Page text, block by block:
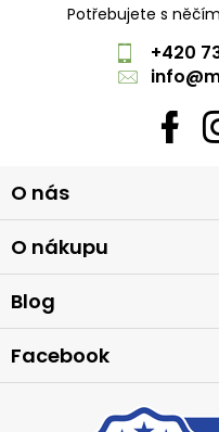
Potřebujete s
+420
info@
á
p
a
t
O nás
O nákupu
Blog
Facebook